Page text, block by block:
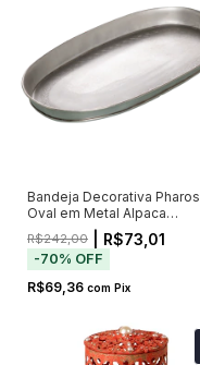
Bandeja Decorativa Pharos
Oval em Metal Alpaca
Prateado 41cm
R$242,00 | R$73,01
-70% OFF
R$69,36 com Pix